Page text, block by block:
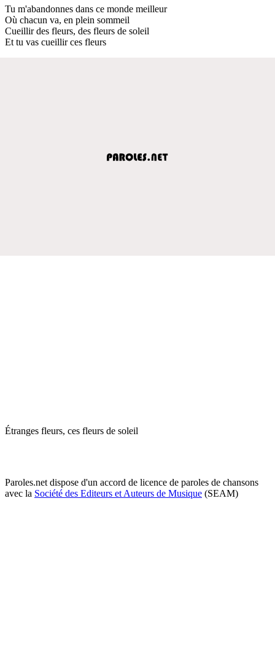
Tu m'abandonnes dans ce monde meilleur
Où chacun va, en plein sommeil
Cueillir des fleurs, des fleurs de soleil
Et tu vas cueillir ces fleurs
Étranges fleurs, ces fleurs de soleil
Paroles.net dispose d'un accord de licence de paroles de chansons
avec la Société des Editeurs et Auteurs de Musique (SEAM)